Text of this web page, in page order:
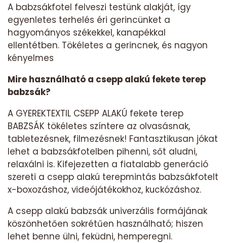
A babzsákfotel felveszi testünk alakját, így
egyenletes terhelés éri gerincünket a
hagyományos székekkel, kanapékkal
ellentétben. Tökéletes a gerincnek, és nagyon
kényelmes
Mire használható a csepp alakú fekete terep
babzsák?
A GYEREKTEXTIL CSEPP ALAKÚ fekete terep
BABZSÁK tökéletes színtere az olvasásnak,
tabletezésnek, filmezésnek! Fantasztikusan jókat
lehet a babzsákfotelben pihenni, sőt aludni,
relaxálni is. Kifejezetten a fiatalabb generáció
szereti a csepp alakú terepmintás babzsákfotelt
x-boxozáshoz, videójátékokhoz, kuckózáshoz.
A csepp alakú babzsák univerzális formájának
köszönhetően sokrétűen használható; hiszen
lehet benne ülni, feküdni, hemperegni.